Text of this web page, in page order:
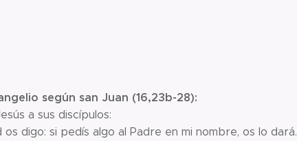
según san Juan (16,23b-28):
a sus discípulos:
digo: si pedís algo al Padre en mi nombre, os lo dará.